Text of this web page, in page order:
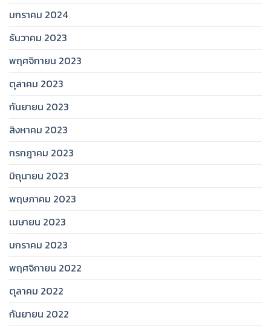
มกราคม 2024
ธันวาคม 2023
พฤศจิกายน 2023
ตุลาคม 2023
กันยายน 2023
สิงหาคม 2023
กรกฎาคม 2023
มิถุนายน 2023
พฤษภาคม 2023
เมษายน 2023
มกราคม 2023
พฤศจิกายน 2022
ตุลาคม 2022
กันยายน 2022